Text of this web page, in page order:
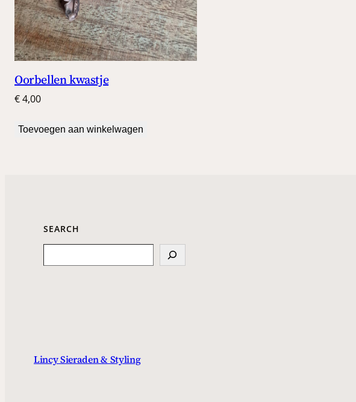
Oorbellen kwastje
€4,00
Toevoegen aan winkelwagen
SEARCH
Lincy Sieraden & Styling